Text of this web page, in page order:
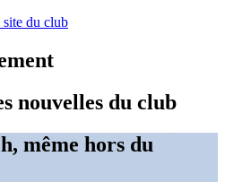
site du club
nouvelles du club
même hors du